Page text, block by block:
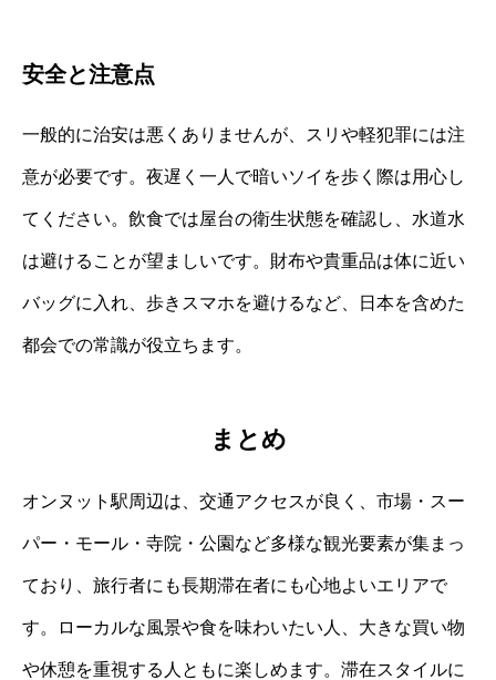
安全と注意点
一般的に治安は悪くありませんが、スリや軽犯罪には注
意が必要です。夜遅く一人で暗いソイを歩く際は用心し
てください。飲食では屋台の衛生状態を確認し、水道水
は避けることが望ましいです。財布や貴重品は体に近い
バッグに入れ、歩きスマホを避けるなど、日本を含めた
都会での常識が役立ちます。
まとめ
オンヌット駅周辺は、交通アクセスが良く、市場・スー
パー・モール・寺院・公園など多様な観光要素が集まっ
ており、旅行者にも長期滞在者にも心地よいエリアで
す。ローカルな風景や食を味わいたい人、大きな買い物
や休憩を重視する人ともに楽しめます。滞在スタイルに